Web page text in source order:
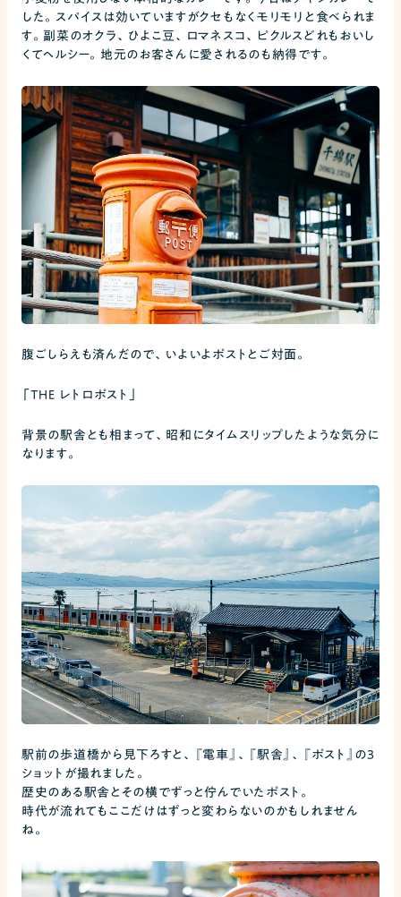
した。スパイスは効いていますがクセもなくモリモリと食べられま
す。副菜のオクラ、ひよこ豆、ロマネスコ、ピクルスどれもおいし
くてヘルシー。地元のお客さんに愛されるのも納得です。
腹ごしらえも済んだので、いよいよポストとご対面。
「THE レトロポスト」
背景の駅舎とも相まって、昭和にタイムスリップしたような気分に
なります。
駅前の歩道橋から見下ろすと、『電車』、『駅舎』、『ポスト』の3
ショットが撮れました。
歴史のある駅舎とその横でずっと佇んでいたポスト。
時代が流れてもここだけはずっと変わらないのかもしれません
ね。